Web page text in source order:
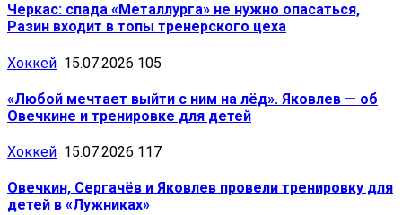
Черкас: спада «Металлурга» не нужно опасаться,
Разин входит в топы тренерского цеха
Хоккей 15.07.2026 105
«Любой мечтает выйти с ним на лёд». Яковлев — об
Овечкине и тренировке для детей
Хоккей 15.07.2026 117
Овечкин, Сергачёв и Яковлев провели тренировку для
детей в «Лужниках»